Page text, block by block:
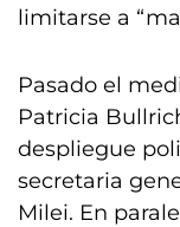
limitarse a
Pasado el
Patricia
despliegue
secretaria
Milei. En